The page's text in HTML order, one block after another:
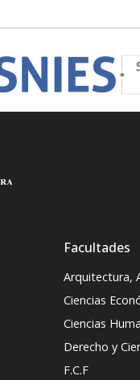
Facultades
Arquitectura,
Ciencias
Ciencias
Derecho y
F.C.F